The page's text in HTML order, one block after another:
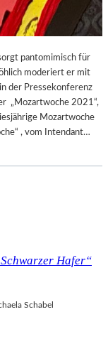
pantomimisch für
moderiert er mit
der Pressekonferenz
„Mozartwoche 2021“,
Mozartwoche
, vom Intendant…
Hafer“
Schabel